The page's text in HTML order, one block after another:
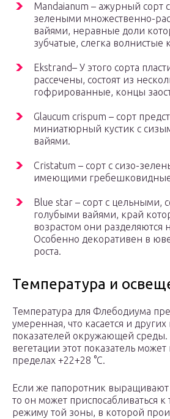
Mandaianum – ажурный сорт
зелеными множественно-
вайями, неравные доли
зубчатые, слегка волнистые
Ekstrand– У этого сорта
рассечены, состоят из
гофрированные, концы
Glaucum crispum – сорт
миниатюрный кустик с
вайями.
Cristatum – сорт с сизо-
имеющими
Blue star – сорт с цельными,
голубыми вайями, край
возрастом они разделяются
Особенно декоративен в
роста.
Температура и
Температура для Флебодиума
умеренная, что касается и
показателей окружающей
вегетации этот показатель может
пределах +22+28 °С.
Если же папоротник выращивают
то он может приспосабливаться
режиму той зоны, в которой